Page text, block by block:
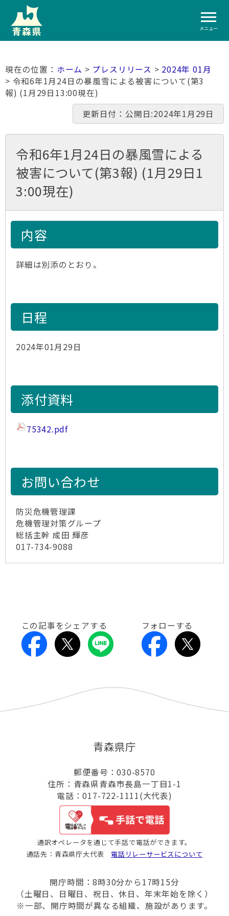
メニュー
ホーム > プレスリリース > 2024年 01月
> 令和6年1月24日の暴風雪による被害について(第3
報) (1月29日13:00現在)
更新日付：公開日:2024年1月29日
令和6年1月24日の暴風雪による
被害について(第3報) (1月29日1
3:00現在)
内容
詳細は別添のとおり。
日程
2024年01月29日
添付資料
75342.pdf
お問い合わせ
防災危機管理課
危機管理対策グループ
総括主幹 成田 輝彦
017-734-9088
この記事をシェアする フォローする
青森県庁
郵便番号：030-8570
住所：青森県青森市長島一丁目1-1
電話：017-722-1111(大代表)
通訳オペレータを通じて手話で電話ができます。
通話先：青森県庁大代表 電話リレーサービスについて
開庁時間：8時30分から17時15分
（土曜日、日曜日、祝日、休日、年末年始を除く）
※一部、開庁時間が異なる組織、施設があります。